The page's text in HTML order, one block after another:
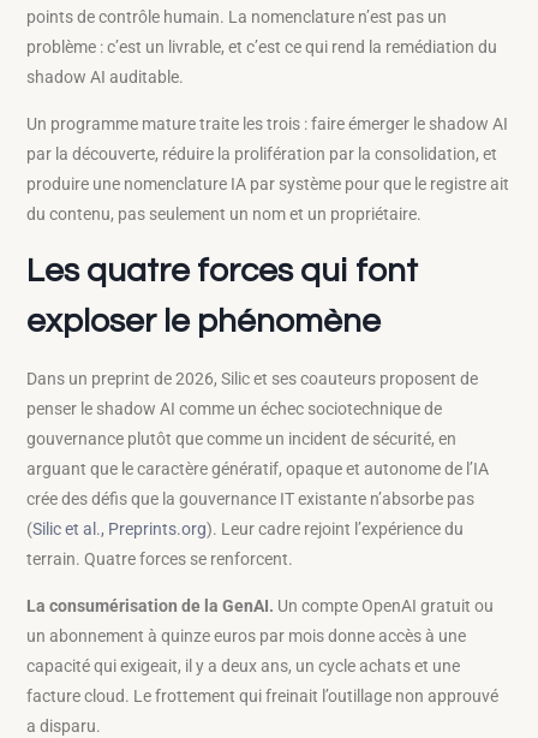
points de contrôle humain. La nomenclature n’est pas un
problème : c’est un livrable, et c’est ce qui rend la remédiation du
shadow AI auditable.
Un programme mature traite les trois : faire émerger le shadow AI
par la découverte, réduire la prolifération par la consolidation, et
produire une nomenclature IA par système pour que le registre ait
du contenu, pas seulement un nom et un propriétaire.
Les quatre forces qui font
exploser le phénomène
Dans un preprint de 2026, Silic et ses coauteurs proposent de
penser le shadow AI comme un échec sociotechnique de
gouvernance plutôt que comme un incident de sécurité, en
arguant que le caractère génératif, opaque et autonome de l’IA
crée des défis que la gouvernance IT existante n’absorbe pas
(Silic et al., Preprints.org). Leur cadre rejoint l’expérience du
terrain. Quatre forces se renforcent.
La consumérisation de la GenAI. Un compte OpenAI gratuit ou
un abonnement à quinze euros par mois donne accès à une
capacité qui exigeait, il y a deux ans, un cycle achats et une
facture cloud. Le frottement qui freinait l’outillage non approuvé
a disparu.